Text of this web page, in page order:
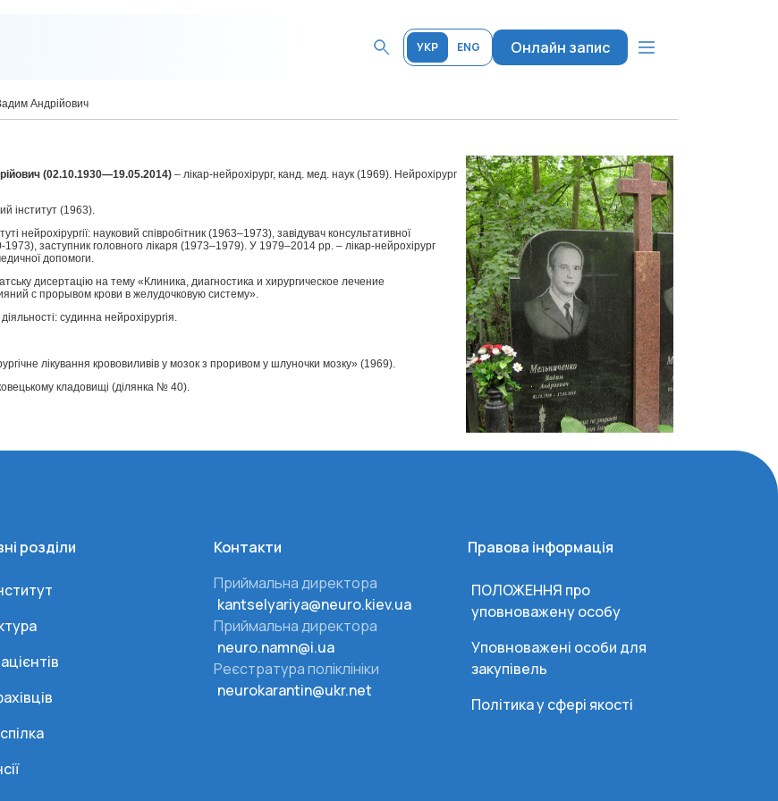
УКР ENG Онлайн запис
Андрійович
(02.10.1930—19.05.2014) – лікар-нейрохірург, канд. мед. наук (1969). Нейрохірург
інститут (1963).
нейрохірургії: науковий співробітник (1963–1973), завідувач консультативної
1973), заступник головного лікаря (1973–1979). У 1979‒2014 рр. – лікар-нейрохірург
допомоги.
дисертацію на тему «Клиника, диагностика и хирургическое лечение
с прорывом крови в желудочковую систему».
судинна нейрохірургія.
лікування крововиливів у мозок з проривом у шлуночки мозку» (1969).
кладовищі (ділянка № 40).
розділи
Контакти
Приймальна директора
kantselyariya@neuro.kiev.ua
Приймальна директора
neuro.namn@i.ua
Реєстратура поліклініки
neurokarantin@ukr.net
Правова інформація
ПОЛОЖЕННЯ про
уповноважену особу
Уповноважені особи для
закупівель
Політика у сфері якості